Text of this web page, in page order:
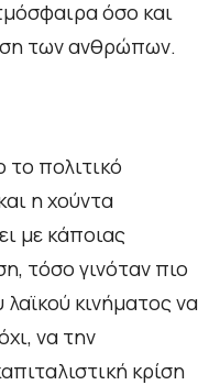
όσο και
των ανθρώπων.
πολιτικό
η χούντα
με κάποιας
τόσο γινόταν πιο
κινήματος να
να την
κρίση